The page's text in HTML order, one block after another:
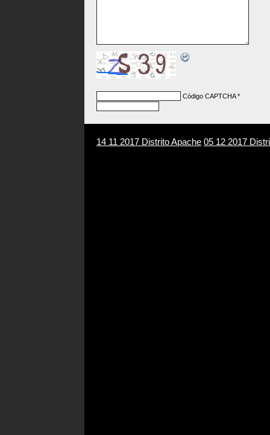
Código CAPTCHA*
14 11 2017 Distrito Apache 05 12 2017